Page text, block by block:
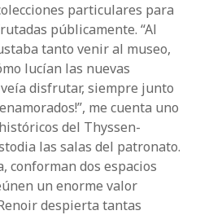
particulares para
públicamente. “Al
tanto venir al museo,
lucían las nuevas
disfrutar, siempre junto
me cuenta uno
del Thyssen-
las salas del patronato.
conforman dos espacios
un enorme valor
despierta tantas